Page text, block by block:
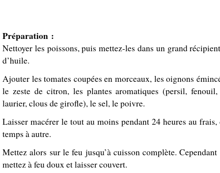
Préparation :
Nettoyer les poissons, puis mettez-les dans un grand
d’huile.
Ajouter les tomates coupées en morceaux, les oignons
le zeste de citron, les plantes aromatiques (persil,
laurier, clous de girofle), le sel, le poivre.
Laisser macérer le tout au moins pendant 24 heures au frais,
temps à autre.
Mettez alors sur le feu jusqu’à cuisson complète.
mettez à feu doux et laisser couvert.